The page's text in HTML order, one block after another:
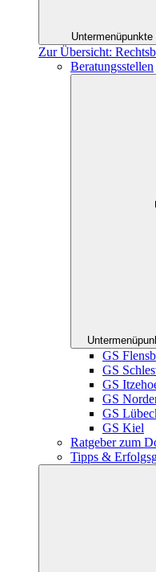
Zur Übersicht:
Beratungsstellen
GS
GS
GS
GS
GS
GS Kiel
Ratgeber zum
Tipps &